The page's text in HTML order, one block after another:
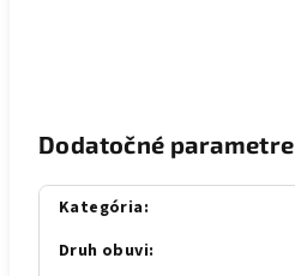
Dodatočné parametre
Kategória:
Druh obuvi: